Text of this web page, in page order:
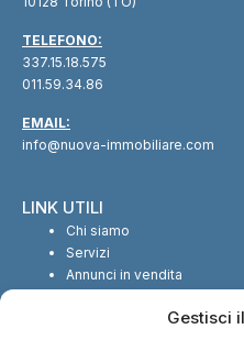
Gestisci
TELEFONO:
337.15.18.575
011.59.34.86
EMAIL:
info@nuova-immobiliare.com
LINK UTILI
Chi siamo
Servizi
Annunci in vendita